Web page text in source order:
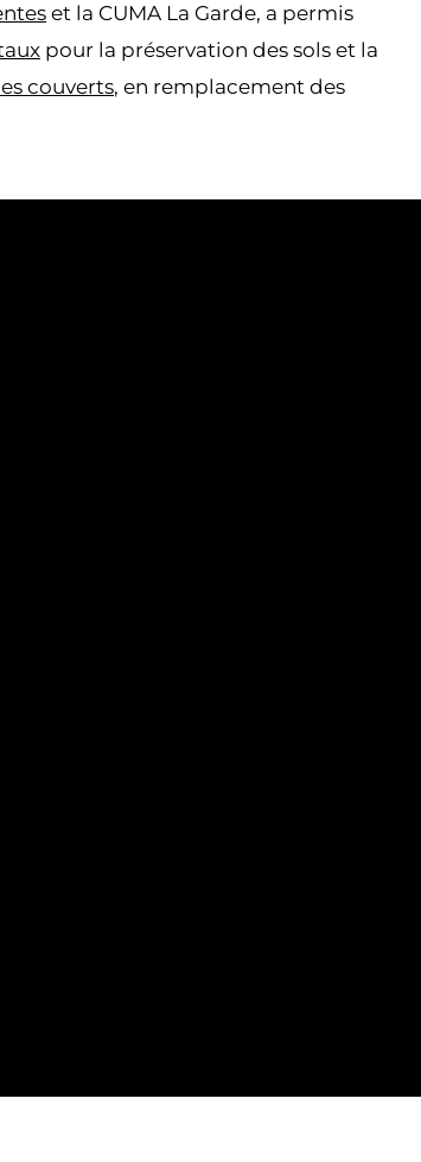
et la CUMA La Garde, a permis
pour la préservation des sols et la
couverts, en remplacement des